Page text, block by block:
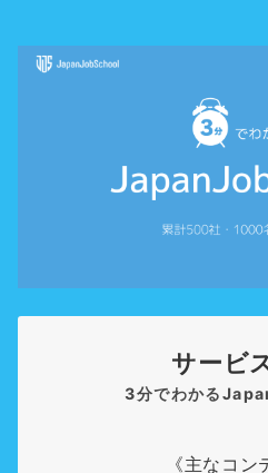
サービ
3分でわかる
《主なコン